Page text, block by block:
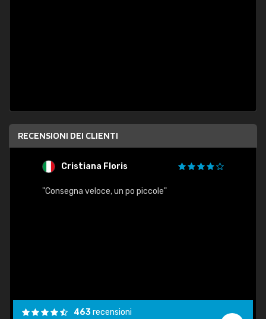
RECENSIONI DEI CLIENTI
Cristiana Floris
"Consegna veloce, un po piccole"
463recensioni